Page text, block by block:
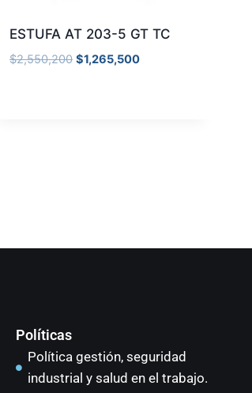
ESTUFA AT 203-5 GT TC
$2,550,200 $1,265,500
Políticas
Política gestión, seguridad
industrial y salud en el trabajo.